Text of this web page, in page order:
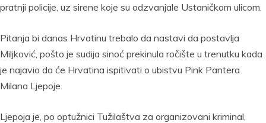
pratnji policije, uz sirene koje su odzvanjale Ustaničkom ulicom.
Pitanja bi danas Hrvatinu trebalo da nastavi da postavlja
Miljković, pošto je sudija sinoć prekinula ročište u trenutku kada
je najavio da će Hrvatina ispitivati o ubistvu Pink Pantera
Milana Ljepoje.
Ljepoja je, po optužnici Tužilaštva za organizovani kriminal,